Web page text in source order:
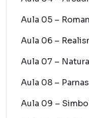
Aula 05 –
Aula 06 –
Aula 07 –
Aula 08 –
Aula 09 –